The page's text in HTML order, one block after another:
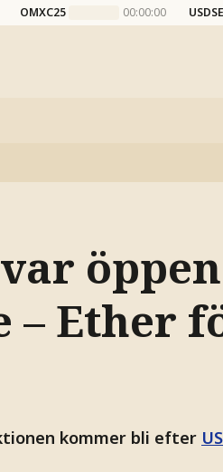
OMXC25 00:00:00
– Ether
kommer bli efter